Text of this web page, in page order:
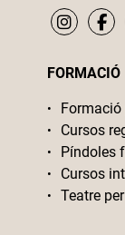
FORMACIÓ
Formació
Cursos
Píndoles
Cursos
Teatre